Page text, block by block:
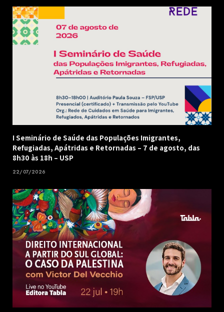
I Seminário de Saúde das Populações Imigrantes,
Refugiadas, Apátridas e Retornadas – 7 de agosto, das
8h30 às 18h – USP
22/07/2026